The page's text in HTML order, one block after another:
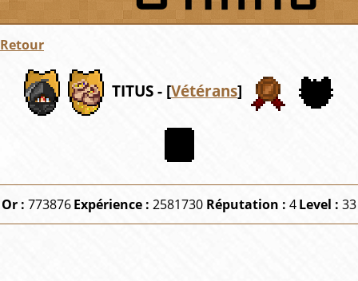
Retour
TITUS - [Vétérans]
Or : 773876Expérience :2581730 Réputation : 4Level :33